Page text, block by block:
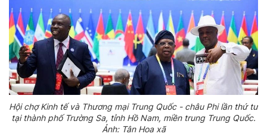
Hội chợ Kinh tế và Thương mại Trung Quốc - châu Phi lần thứ tư
tại thành phố Trường Sa, tỉnh Hồ Nam, miền trung Trung Quốc.
Ảnh: Tân Hoa xã